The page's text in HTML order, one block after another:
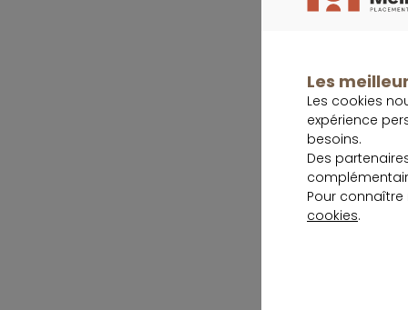
Les
Les cookies
expérience
besoins.
Des
Pour
cookies.